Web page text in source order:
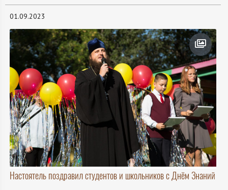
01.09.2023
Настоятель поздравил студентов и школьников с Днём Знаний